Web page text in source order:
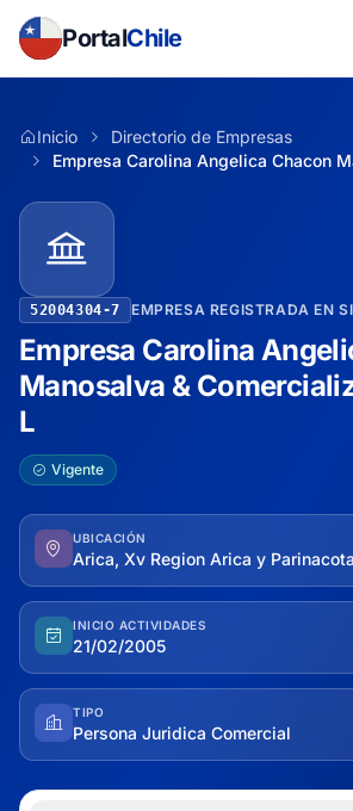
PortalChile
Inicio
Directorio de Empresas
52004304-7 EMPRESA REGISTRADA EN
Empresa Carolina
Manosalva &
L
Vigente
UBICACIÓN
Arica, Xv Region Arica y Parinacota
INICIO ACTIVIDADES
21/02/2005
TIPO
Persona Juridica Comercial